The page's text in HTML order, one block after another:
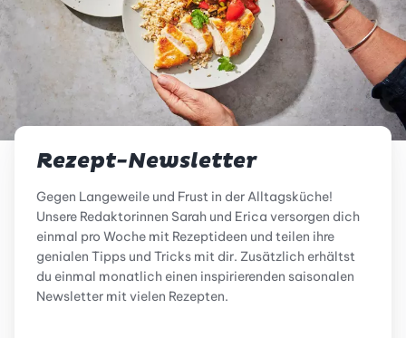
Rezept-Newsletter
Gegen Langeweile und Frust in der Alltagsküche!
Unsere Redaktorinnen Sarah und Erica versorgen dich
einmal pro Woche mit Rezeptideen und teilen ihre
genialen Tipps und Tricks mit dir. Zusätzlich erhältst
du einmal monatlich einen inspirierenden saisonalen
Newsletter mit vielen Rezepten.